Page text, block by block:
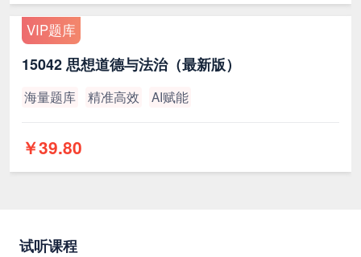
VIP题库
15042 思想道德与法治（最新版）
海量题库 精准高效 AI赋能
￥39.80
试听课程